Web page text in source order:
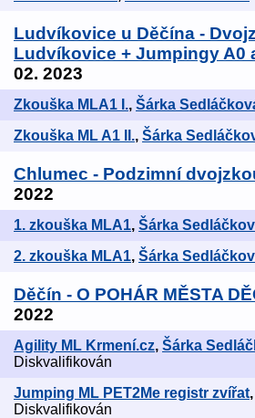
Ludvíkovice u Děčína -
Ludvíkovice + Jumpingy A0
02. 2023
Zkouška MLA1 I., Šárka
Zkouška ML A1 II., Šárka
Chlumec - Podzimní
2022
1. zkouška MLA1, Šárka
2. zkouška MLA1, Šárka
Děčín - O POHÁR MĚSTA
2022
Agility ML Krmení.cz, Šárka
Diskvalifikován
Jumping ML PET2Me registr zvířat,
Diskvalifikován